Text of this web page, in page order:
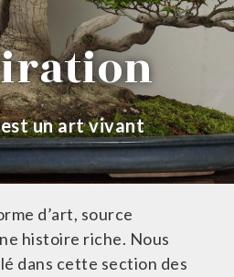
est un art vivant
d’art, source
histoire riche. Nous
dans cette section des